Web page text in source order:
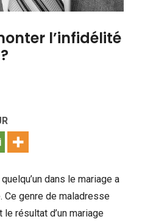
l’infidélité
dans le mariage a
Ce genre de maladresse
le résultat d’un mariage